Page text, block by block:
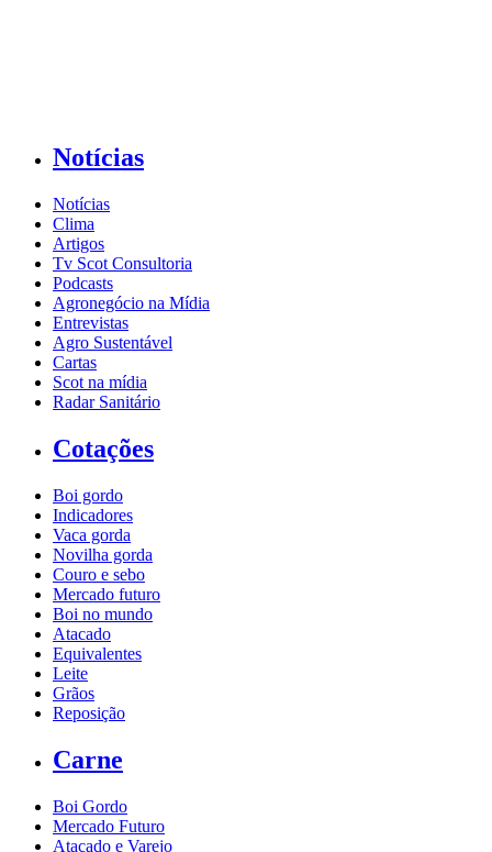
Notícias
Notícias
Clima
Artigos
Tv Scot Consultoria
Podcasts
Agronegócio na Mídia
Entrevistas
Agro Sustentável
Cartas
Scot na mídia
Radar Sanitário
Cotações
Boi gordo
Indicadores
Vaca gorda
Novilha gorda
Couro e sebo
Mercado futuro
Boi no mundo
Atacado
Equivalentes
Leite
Grãos
Reposição
Carne
Boi Gordo
Mercado Futuro
Atacado e Varejo